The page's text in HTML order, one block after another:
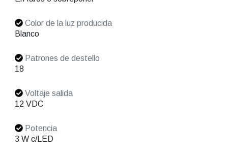
Color de la luz producida
Blanco
Patrones de destello
18
Voltaje salida
12 VDC
Potencia
3 W c/LED